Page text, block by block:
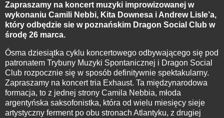
Zapraszamy na koncert muzyki improwizowanej w
wykonaniu Camili Nebbi, Kita Downesa i Andrew Lisle’a,
który odbędzie sie w poznańskim Dragon Social Club w
środę 26 marca.
Ósma dziesiątka cyklu koncertowego odbywającego się pod
patronatem Trybuny Muzyki Spontanicznej i Dragon Social
Club rozpocznie się w sposób definitywnie spektakularny.
Zapraszamy na koncert tria Exhaust. Ta międzynarodowa
formacja, to z jednej strony Camila Nebbia, młoda
argentyńska saksofonistka, która od wielu miesięcy sieje
artystyczny ferment po obu stronach Atlantyku, z drugiej